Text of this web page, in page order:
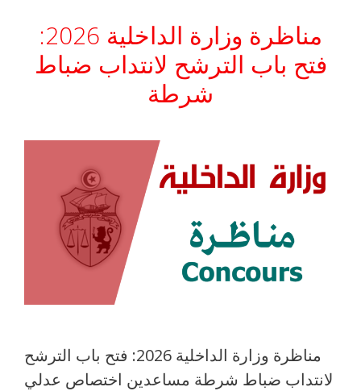
مناظرة وزارة الداخلية 2026:
فتح باب الترشح لانتداب ضباط
شرطة
مناظرة وزارة الداخلية 2026: فتح باب الترشح
لانتداب ضباط شرطة مساعدين اختصاص عدلي